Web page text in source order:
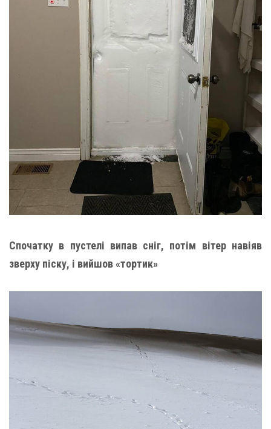
Спочатку в пустелі випав сніг, потім вітер навіяв
зверху піску, і вийшов «тортик»